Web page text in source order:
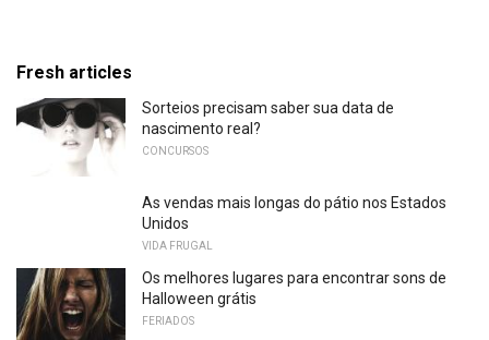
Fresh articles
Sorteios precisam saber sua data de
nascimento real?
CONCURSOS
As vendas mais longas do pátio nos Estados
Unidos
VIDA FRUGAL
Os melhores lugares para encontrar sons de
Halloween grátis
FERIADOS